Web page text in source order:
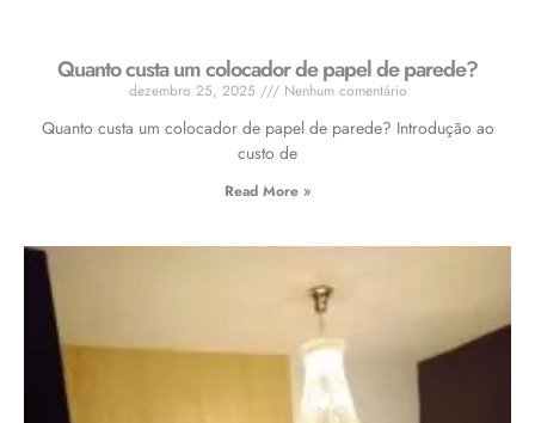
Quanto custa um colocador de papel de parede?
dezembro 25, 2025 Nenhum comentário
Quanto custa um colocador de papel de parede? Introdução ao
custo de
Read More »